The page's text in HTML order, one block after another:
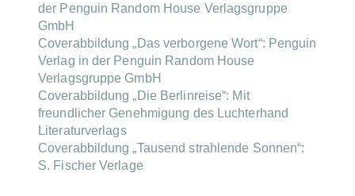
der Penguin Random House Verlagsgruppe
GmbH
Coverabbildung „Das verborgene Wort“: Penguin
Verlag in der Penguin Random House
Verlagsgruppe GmbH
Coverabbildung „Die Berlinreise“: Mit
freundlicher Genehmigung des Luchterhand
Literaturverlags
Coverabbildung „Tausend strahlende Sonnen“:
S. Fischer Verlage